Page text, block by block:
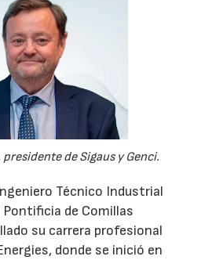
de Sigaus y Genci.
Técnico Industrial
Pontificia de Comillas
su carrera profesional
donde se inició en